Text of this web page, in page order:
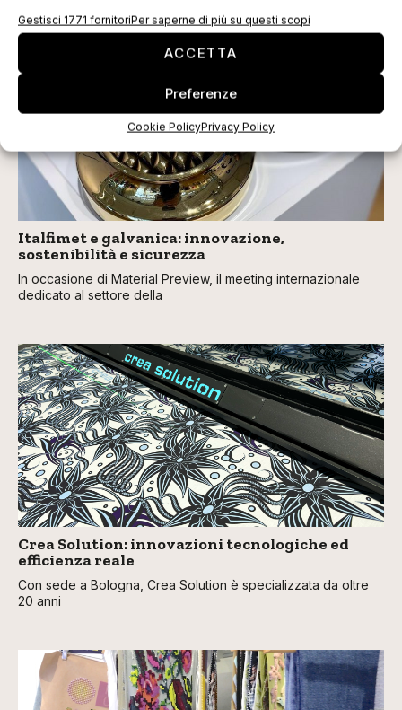
Gestisci 1771 fornitoriPer saperne di più su questi scopi
ACCETTA
Preferenze
Cookie PolicyPrivacy Policy
TI POTREBBERO INTERESSARE
Italfimet e galvanica: innovazione,
sostenibilità e sicurezza
In occasione di Material Preview, il meeting internazionale
dedicato al settore della
Crea Solution: innovazioni tecnologiche ed
efficienza reale
Con sede a Bologna, Crea Solution è specializzata da oltre
20 anni